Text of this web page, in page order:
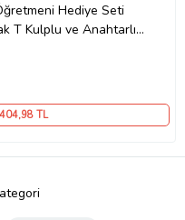
Hediye Seti
T Kulplu ve Anahtarlık
Günü Hediyesi (Model
404,98 TL